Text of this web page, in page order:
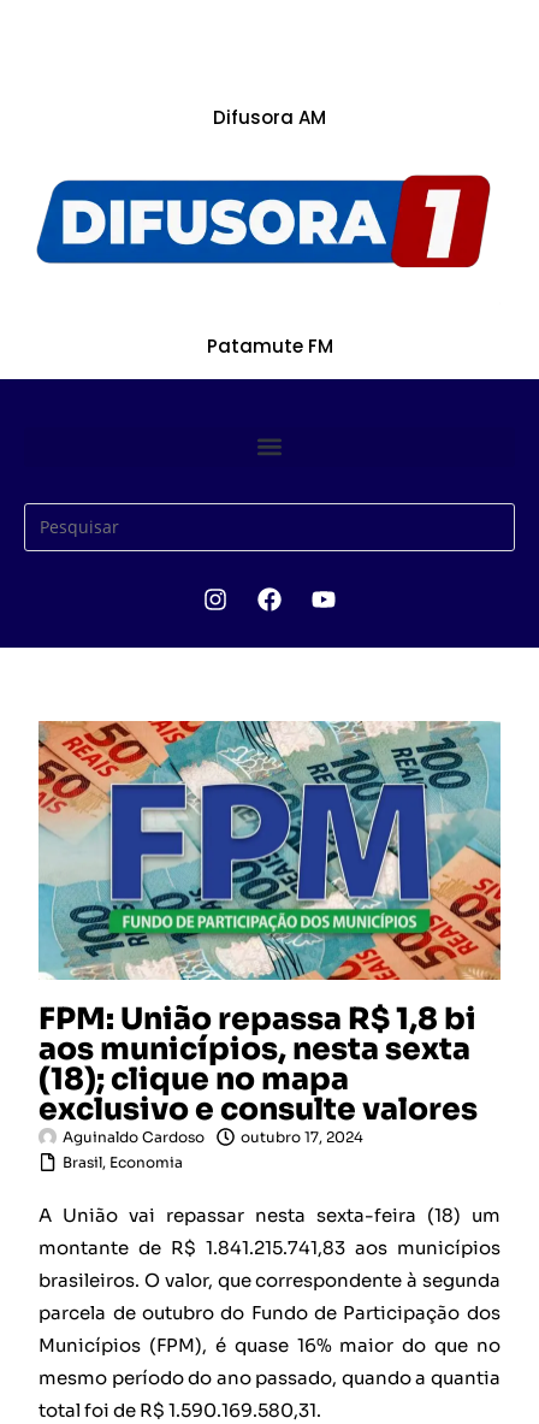
Difusora AM
Patamute FM
FPM: União repassa R$ 1,8 bi
aos municípios, nesta sexta
(18); clique no mapa
exclusivo e consulte valores
Aguinaldo Cardoso
outubro 17, 2024
Brasil, Economia
A União vai repassar nesta sexta-feira (18) um
montante de R$ 1.841.215.741,83 aos municípios
brasileiros. O valor, que correspondente à segunda
parcela de outubro do Fundo de Participação dos
Municípios (FPM), é quase 16% maior do que no
mesmo período do ano passado, quando a quantia
total foi de R$ 1.590.169.580,31.